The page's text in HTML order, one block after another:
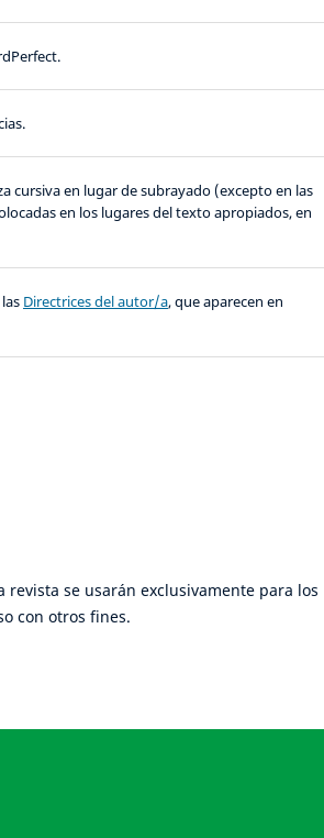
cursiva en lugar de subrayado (excepto en las
en los lugares del texto apropiados, en
Directrices del autor/a, que aparecen en
se usarán exclusivamente para los
con otros fines.